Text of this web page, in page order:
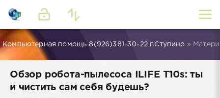
Компьютерная помощь 8(926)381-30-22 г.Ступино »
Обзор робота-пылесоса ILIFE T10s: ты
и чистить сам себя будешь?